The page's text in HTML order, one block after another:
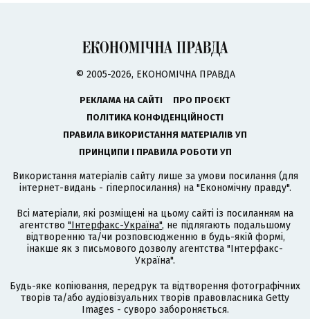
© 2005-2026, ЕКОНОМІЧНА ПРАВДА
РЕКЛАМА НА САЙТІ
ПРО ПРОЄКТ
ПОЛІТИКА КОНФІДЕНЦІЙНОСТІ
ПРАВИЛА ВИКОРИСТАННЯ МАТЕРІАЛІВ УП
ПРИНЦИПИ І ПРАВИЛА РОБОТИ УП
Використання матеріалів сайту лише за умови посилання (для
інтернет-видань - гіперпосилання) на "Економічну правду".
Всі матеріали, які розміщені на цьому сайті із посиланням на
агентство "Інтерфакс-Україна", не підлягають подальшому
відтворенню та/чи розповсюдженню в будь-якій формі,
інакше як з письмового дозволу агентства "Інтерфакс-
Україна".
Будь-яке копіювання, передрук та відтворення фотографічних
творів та/або аудіовізуальних творів правовласника Getty
Images - суворо забороняється.